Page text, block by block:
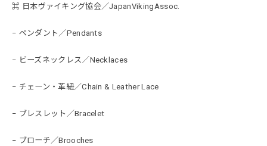
⌘ 日本ヴァイキング協会／JapanVikingAssoc.
− ペンダント／Pendants
− ビーズネックレス／Necklaces
− チェーン・革紐／Chain & Leather Lace
− ブレスレット／Bracelet
− ブローチ／Brooches